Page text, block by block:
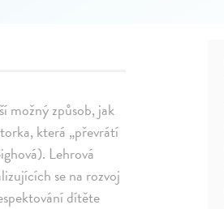
možný způsob, jak
která „převrátí
Lehrová
se na rozvoj
dítěte